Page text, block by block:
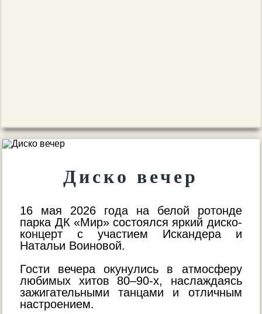
Диско вечер
16 мая 2026 года на белой ротонде
парка ДК «Мир» состоялся яркий диско-
концерт с участием Искандера и
Натальи Воиновой.
Гости вечера окунулись в атмосферу
любимых хитов 80–90-х, наслаждаясь
зажигательными танцами и отличным
настроением.